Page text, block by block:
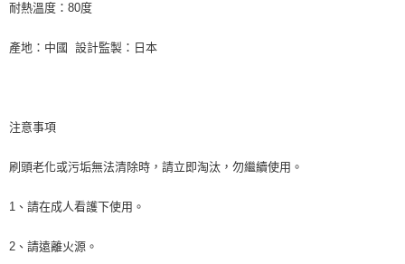
５．嚴禁一人註冊多個帳號或使用他人資訊註冊。若發現惡意使用之情形，
耐熱溫度：80度
產地：中國 設計監製：日本
注意事項
刷頭老化或污垢無法清除時，請立即淘汰，勿繼續使用。
1、請在成人看護下使用。
2、請遠離火源。